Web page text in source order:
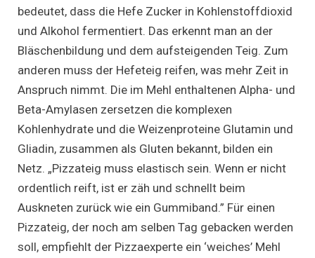
bedeutet, dass die Hefe Zucker in Kohlenstoffdioxid
und Alkohol fermentiert. Das erkennt man an der
Bläschenbildung und dem aufsteigenden Teig. Zum
anderen muss der Hefeteig reifen, was mehr Zeit in
Anspruch nimmt. Die im Mehl enthaltenen Alpha- und
Beta-Amylasen zersetzen die komplexen
Kohlenhydrate und die Weizenproteine Glutamin und
Gliadin, zusammen als Gluten bekannt, bilden ein
Netz. „Pizzateig muss elastisch sein. Wenn er nicht
ordentlich reift, ist er zäh und schnellt beim
Auskneten zurück wie ein Gummiband.” Für einen
Pizzateig, der noch am selben Tag gebacken werden
soll, empfiehlt der Pizzaexperte ein ‘weiches’ Mehl